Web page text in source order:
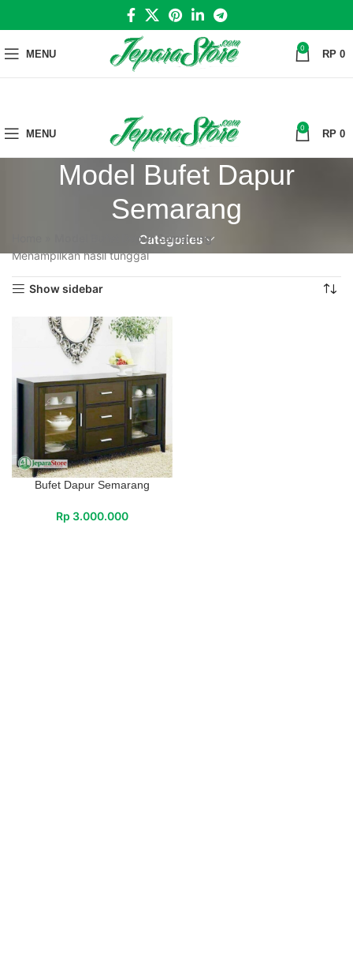
MENU 0 RP 0
MENU 0 RP 0
Model Bufet Dapur
Semarang
Categories
Model Bufet Dapur Semarang
Menampilkan hasil tunggal
Show sidebar
Bufet Dapur Semarang
Rp 3.000.000